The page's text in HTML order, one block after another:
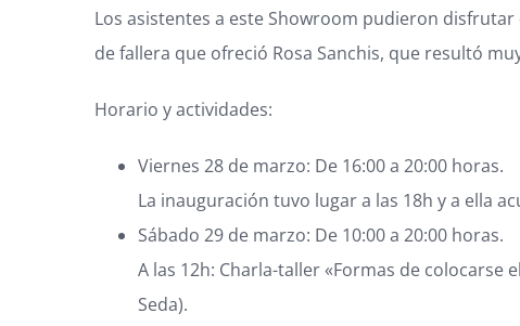
Los asistentes a este Showroom pudieron
de fallera que ofreció Rosa Sanchis, que resultó
Horario y actividades:
Viernes 28 de marzo: De 16:00 a 20:00 horas.
La inauguración tuvo lugar a las 18h y a ella
Sábado 29 de marzo: De 10:00 a 20:00 horas.
A las 12h: Charla-taller «Formas de colocarse
Seda).